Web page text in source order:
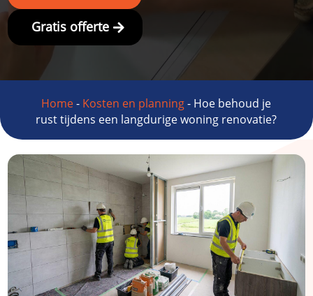
Gratis offerte
Home- Kosten en planning- Hoe behoud je
rust tijdens een langdurige woning renovatie?